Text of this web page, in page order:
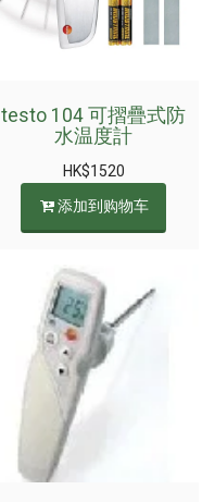
testo 104 可摺疊式防
水温度計
HK$1520
添加到购物车